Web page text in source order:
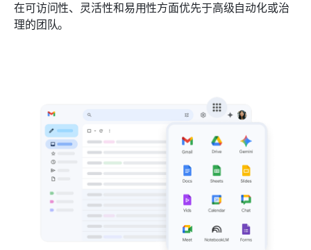
在可访问性、灵活性和易用性方面优先于高级自动化或治
理的团队。